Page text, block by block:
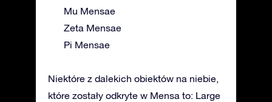
Mu Mensae
Zeta Mensae
Pi Mensae
Niektóre z dalekich obiektów na niebie,
które zostały odkryte w Mensa to: Large